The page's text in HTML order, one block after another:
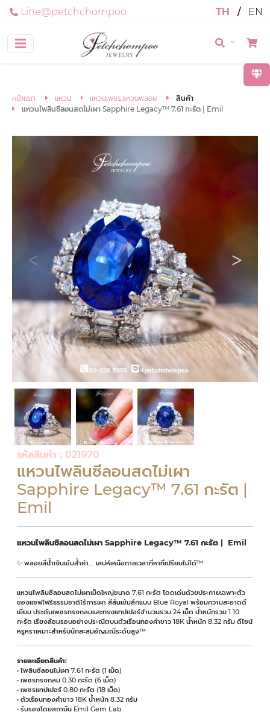
Line@petchchompoo TH / EN
หน้าแรก แหวน แหวนเพชร,แหวนพลอย
สินค้า
แหวนไพลินซีลอนสดไม่เผา Sapphire Legacy™ 7.61 กะรัต | Emil
รหัสสินค้า : 021970
แหวนไพลินซีลอนสดไม่เผา
Sapphire Legacy™ 7.61 กะรัต |
Emil
แหวนไพลินซีลอนสดไม่เผา Sapphire Legacy™ 7.61 กะรัต | Emil
✨ พลอยสีน้ำเงินเข้มล้ำค่า... เสน่ห์เหนือกาลเวลาที่หาที่เปรียบไม่ได้™
แหวนไพลินซีลอนสดไม่เผาเม็ดใหญ่ขนาด 7.61 กะรัต โดดเด่นด้วยประกายเฉพาะตัว
ของแซฟไฟร์ธรรมชาติไร้การเผา สีสันเข้มลึกแบบ Blue Royal พร้อมความสะอาดดี
เยี่ยม ประดับเพชรทรงกลมและทรงแทปเปอร์จำนวนรวม 24 เม็ด น้ำหนักรวม 1.10
กะรัต เรียงล้อมรอบอย่างประณีตบนตัวเรือนทองคำขาว 18K น้ำหนัก 8.32 กรัม ดีไซน์
หรูหราเหมาะสำหรับนักสะสมอัญมณีระดับสูง™
รายละเอียดสินค้า:
• ไพลินซีลอนไม่เผา 7.61 กะรัต (1 เม็ด)
• เพชรทรงกลม 0.30 กะรัต (6 เม็ด)
• เพชรแทปเปอร์ 0.80 กะรัต (18 เม็ด)
• ตัวเรือนทองคำขาว 18K น้ำหนัก 8.32 กรัม
• รับรองโดยสถาบัน Emil Gem Lab